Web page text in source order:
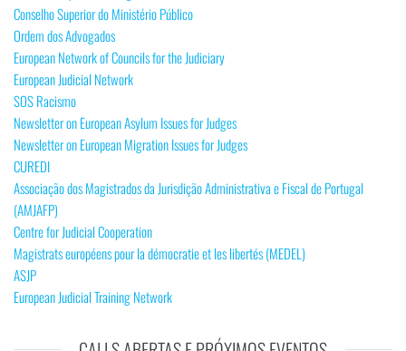
Conselho Superior do Ministério Público
Ordem dos Advogados
European Network of Councils for the Judiciary
European Judicial Network
SOS Racismo
Newsletter on European Asylum Issues for Judges
Newsletter on European Migration Issues for Judges
CUREDI
Associação dos Magistrados da Jurisdição Administrativa e Fiscal de Portugal
(AMJAFP)
Centre for Judicial Cooperation
Magistrats européens pour la démocratie et les libertés (MEDEL)
ASJP
European Judicial Training Network